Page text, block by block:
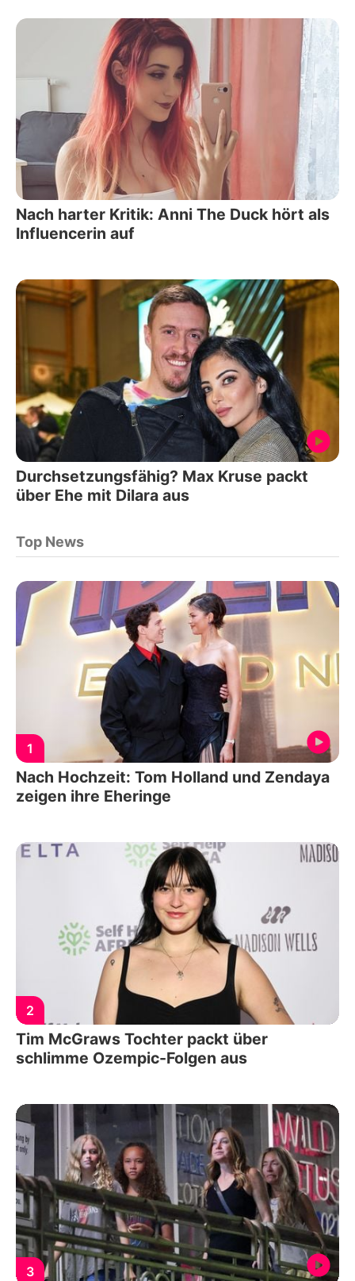
Nach harter Kritik: Anni The Duck hört als
Influencerin auf
Durchsetzungsfähig? Max Kruse packt
über Ehe mit Dilara aus
Top News
1
Nach Hochzeit: Tom Holland und Zendaya
zeigen ihre Eheringe
2
Tim McGraws Tochter packt über
schlimme Ozempic-Folgen aus
3